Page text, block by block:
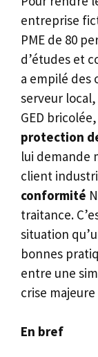
entreprise
PME de 80
d’études et
a empilé des
serveur
GED
protection
lui demande
client
conformité
traitance.
situation
bonnes
entre une
crise
En bref